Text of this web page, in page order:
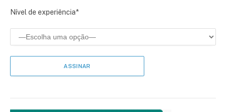
Nível de experiência*